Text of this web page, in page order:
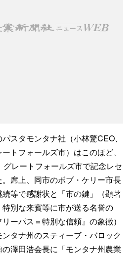
スタモンタナ社（小林驚CEO、
トフォールズ市）はこのほど、
レートフォールズ市で記念レセ
席上、同市のボブ・ケリー市長
等で感謝状と「市の鍵」（顕著
別な来賓等に市が送る名誉の
ーパス＝特別な信頼』の象徴）
タナ州のスティーブ・バロック
澤田浩会長に「モンタナ州農業